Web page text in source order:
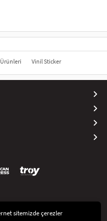
Ürünleri Vinil Sticker
sitemizde çerezler